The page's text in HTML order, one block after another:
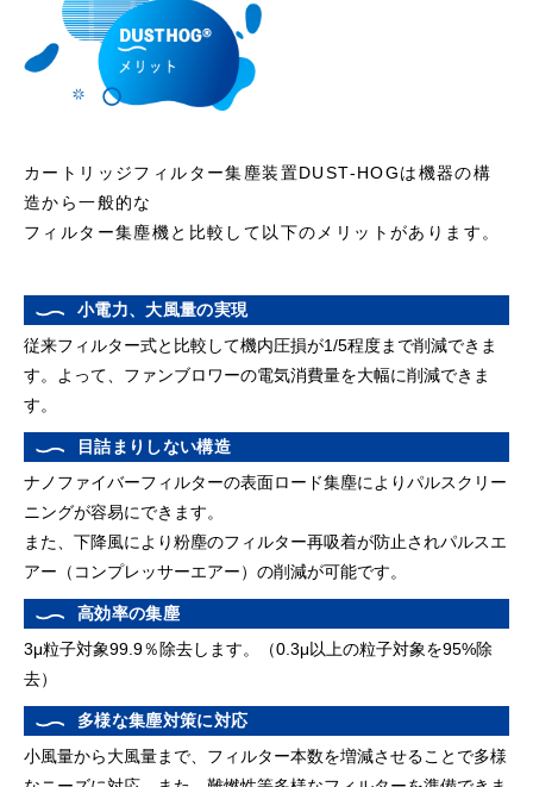
カートリッジフィルター集塵装置DUST-HOGは機器の構
造から一般的な
フィルター集塵機と比較して以下のメリットがあります。
小電力、大風量の実現
従来フィルター式と比較して機内圧損が1/5程度まで削減できま
す。よって、ファンブロワーの電気消費量を大幅に削減できま
す。
目詰まりしない構造
ナノファイバーフィルターの表面ロード集塵によりパルスクリー
ニングが容易にできます。
また、下降風により粉塵のフィルター再吸着が防止されパルスエ
アー（コンプレッサーエアー）の削減が可能です。
高効率の集塵
3μ粒子対象99.9％除去します。（0.3μ以上の粒子対象を95%除
去）
多様な集塵対策に対応
小風量から大風量まで、フィルター本数を増減させることで多様